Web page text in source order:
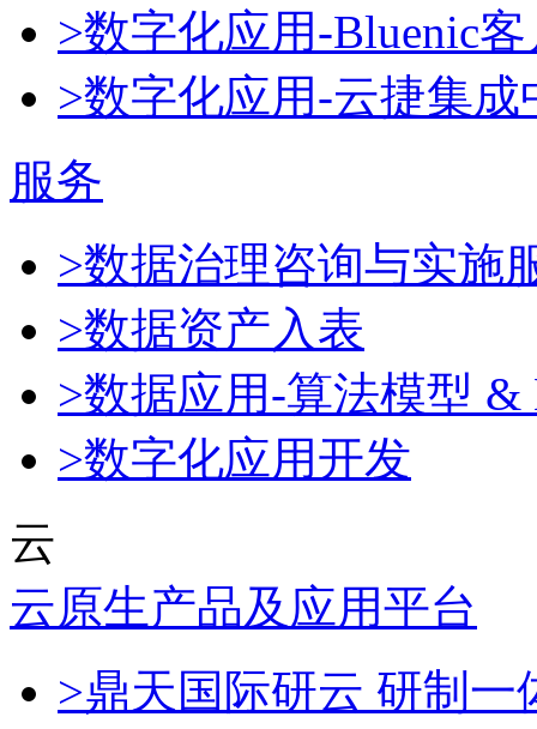
>数字化应用-Bluenic
>数字化应用-云捷集成
服务
>数据治理咨询与实施
>数据资产入表
>数据应用-算法模型 &
>数字化应用开发
云
云原生产品及应用平台
>鼎天国际研云 研制